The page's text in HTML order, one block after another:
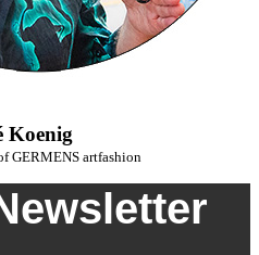
Koenig
GERMENS artfashion